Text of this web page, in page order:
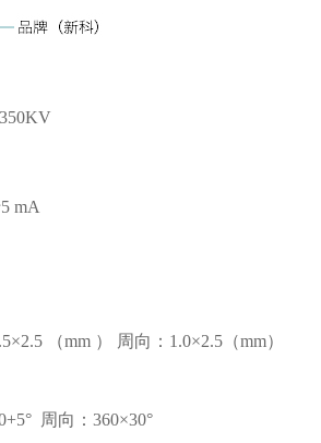
5 mA
×2.5 （mm ） 周向： 1.0×2.5（mm）
° 周向： 360×30°